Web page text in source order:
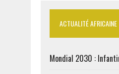
ACTUALITÉ AFRICAINE
Mondial 2030 :